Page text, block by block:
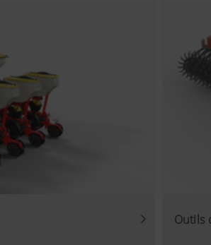
Analyse l’utilisation du site internet,
des informations importantes sur
web (dont des cookies) de
d'utilisation.
vidéos YouTube sur notre site
par YouTube, à moins qu'une
Outils